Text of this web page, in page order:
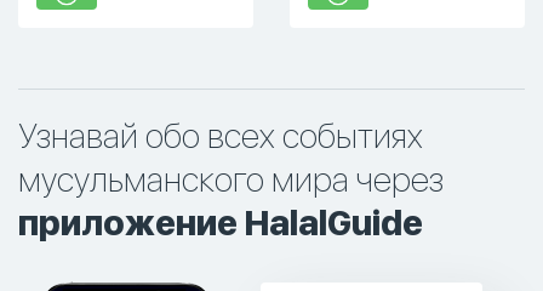
Узнавай обо всех событиях
мусульманского мира через
приложение HalalGuide